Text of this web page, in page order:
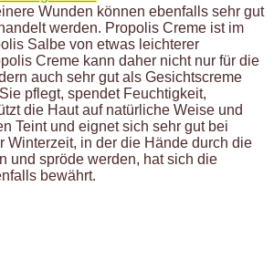
Wunden können ebenfalls sehr gut
werden. Propolis Creme ist im
Salbe von etwas leichterer
Creme kann daher nicht nur für die
auch sehr gut als Gesichtscreme
pflegt, spendet Feuchtigkeit,
die Haut auf natürliche Weise und
Teint und eignet sich sehr gut bei
Winterzeit, in der die Hände durch die
und spröde werden, hat sich die
bewährt.